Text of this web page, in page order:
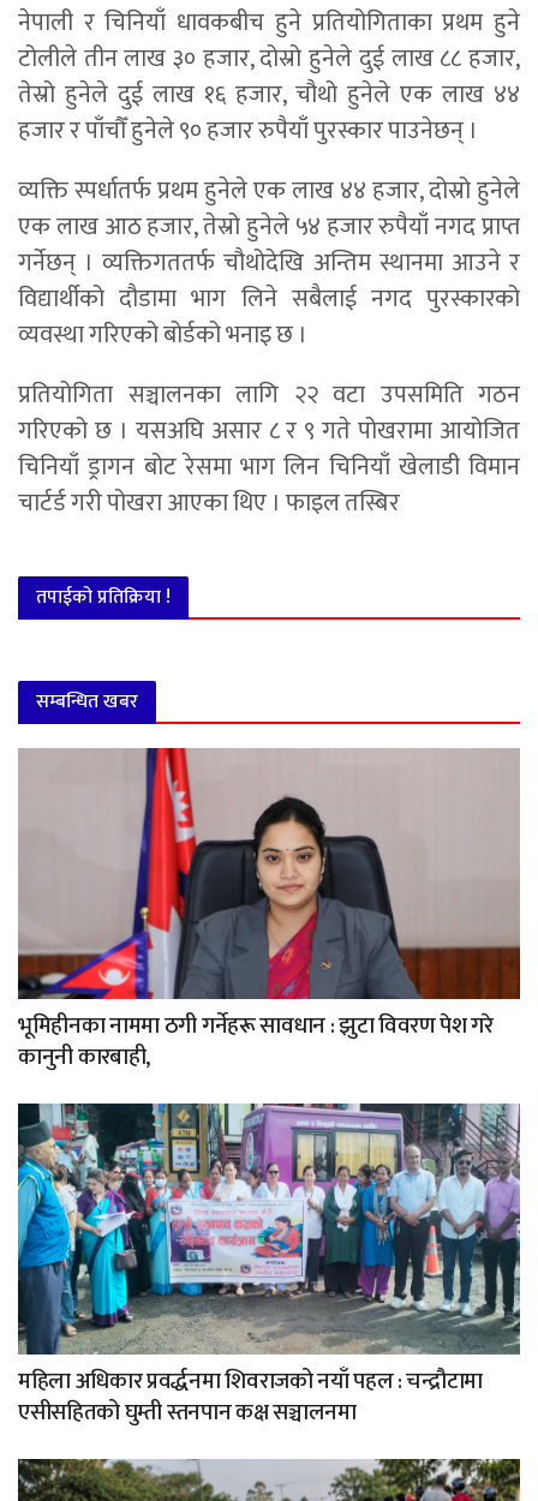
नेपाली र चिनियाँ धावकबीच हुने प्रतियोगिताका प्रथम हुने
टोलीले तीन लाख ३० हजार, दोस्रो हुनेले दुई लाख ८८ हजार,
तेस्रो हुनेले दुई लाख १६ हजार, चौथो हुनेले एक लाख ४४
हजार र पाँचौँ हुनेले ९० हजार रुपैयाँ पुरस्कार पाउनेछन् ।
व्यक्ति स्पर्धातर्फ प्रथम हुनेले एक लाख ४४ हजार, दोस्रो हुनेले
एक लाख आठ हजार, तेस्रो हुनेले ५४ हजार रुपैयाँ नगद प्राप्त
गर्नेछन् । व्यक्तिगततर्फ चौथोदेखि अन्तिम स्थानमा आउने र
विद्यार्थीको दौडामा भाग लिने सबैलाई नगद पुरस्कारको
व्यवस्था गरिएको बोर्डको भनाइ छ ।
प्रतियोगिता सञ्चालनका लागि २२ वटा उपसमिति गठन
गरिएको छ । यसअघि असार ८ र ९ गते पोखरामा आयोजित
चिनियाँ ड्रागन बोट रेसमा भाग लिन चिनियाँ खेलाडी विमान
चार्टर्ड गरी पोखरा आएका थिए । फाइल तस्बिर
तपाईको प्रतिक्रिया !
सम्बन्धित खबर
भूमिहीनका नाममा ठगी गर्नेहरू सावधान : झुटा विवरण पेश गरे
कानुनी कारबाही,
महिला अधिकार प्रवर्द्धनमा शिवराजको नयाँ पहल : चन्द्रौटामा
एसीसहितको घुम्ती स्तनपान कक्ष सञ्चालनमा